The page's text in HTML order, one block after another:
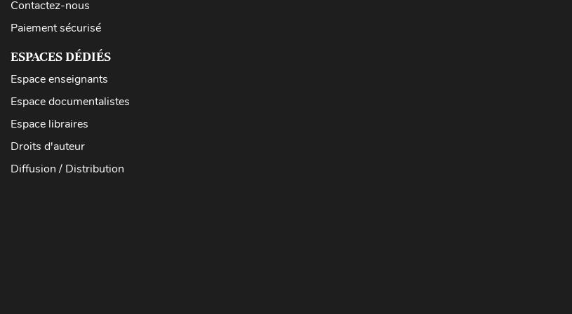
Contactez-nous
Paiement sécurisé
ESPACES DÉDIÉS
Espace enseignants
Espace documentalistes
Espace libraires
Droits d'auteur
Diffusion / Distribution